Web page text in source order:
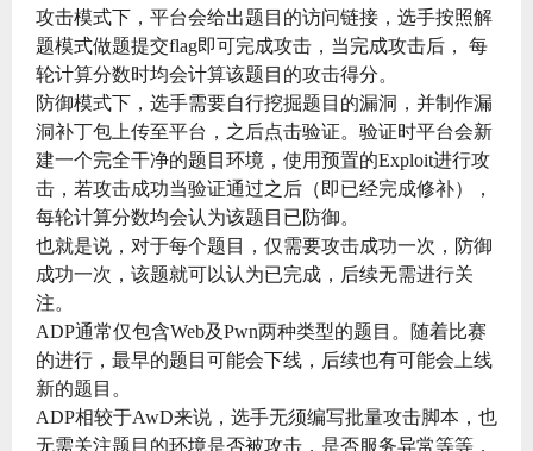
攻击模式下，平台会给出题目的访问链接，选手按照解
题模式做题提交flag即可完成攻击，当完成攻击后， 每
轮计算分数时均会计算该题目的攻击得分。
防御模式下，选手需要自行挖掘题目的漏洞，并制作漏
洞补丁包上传至平台，之后点击验证。验证时平台会新
建一个完全干净的题目环境，使用预置的Exploit进行攻
击，若攻击成功当验证通过之后（即已经完成修补），
每轮计算分数均会认为该题目已防御。
也就是说，对于每个题目，仅需要攻击成功一次，防御
成功一次，该题就可以认为已完成，后续无需进行关
注。
ADP通常仅包含Web及Pwn两种类型的题目。随着比赛
的进行，最早的题目可能会下线，后续也有可能会上线
新的题目。
ADP相较于AwD来说，选手无须编写批量攻击脚本，也
无需关注题目的环境是否被攻击，是否服务异常等等，